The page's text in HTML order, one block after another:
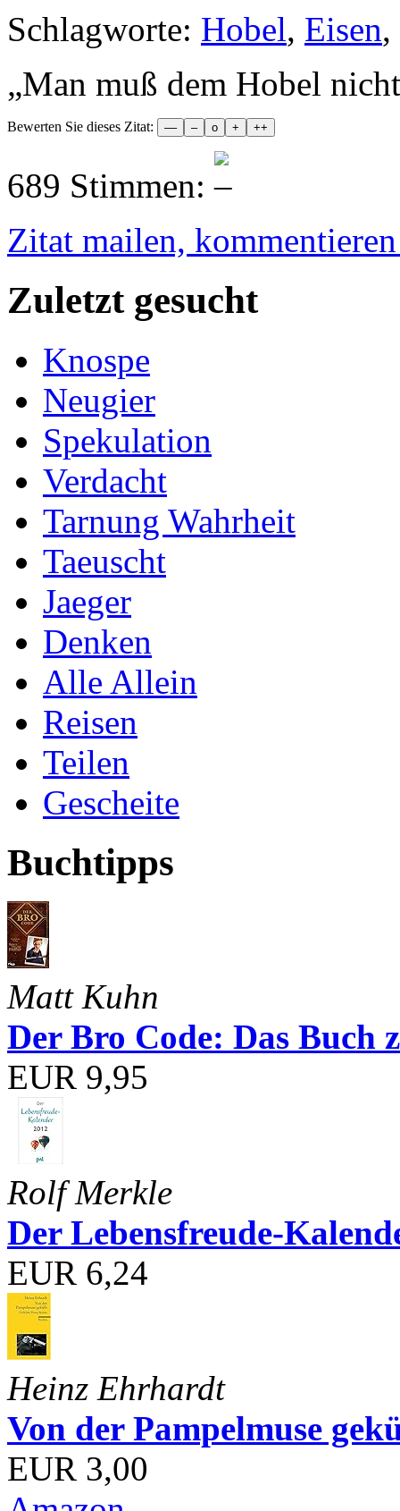
Schlagworte: Hobel, Eisen,
„Man muß dem Hobel
Bewerten Sie dieses Zitat:
689 Stimmen:
Zitat mailen,
Zuletzt gesucht
Knospe
Neugier
Spekulation
Verdacht
Tarnung Wahrheit
Taeuscht
Jaeger
Denken
Alle Allein
Reisen
Teilen
Gescheite
Buchtipps
Matt Kuhn
Der Bro Code: Das Buch
EUR 9,95
Rolf Merkle
Der Lebensfreude-
EUR 6,24
Heinz Ehrhardt
Von der Pampelmuse
EUR 3,00